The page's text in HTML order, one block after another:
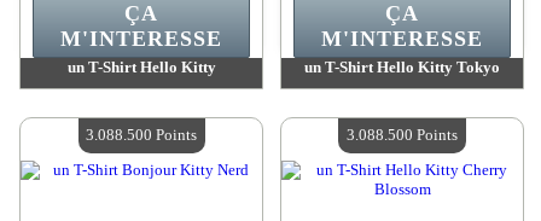
un T-Shirt Hello Kitty
Quantité Disponible :4
ÇA
M'INTERESSE
un T-Shirt Hello Kitty Tokyo
Quantité Disponible :4
ÇA
M'INTERESSE
3.088.500 Points 3.088.500 Points